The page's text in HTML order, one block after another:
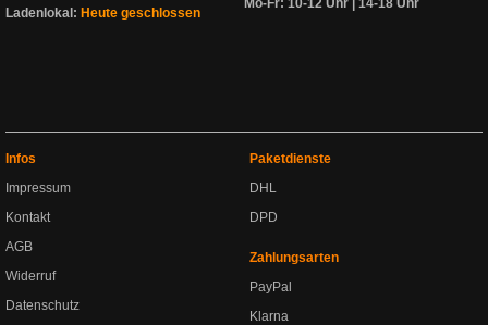
Ladenlokal: Heute geschlossen
Mo-Fr: 10-12 Uhr | 14-18 Uhr
Infos
Impressum
Kontakt
AGB
Widerruf
Datenschutz
Paketdienste
DHL
DPD
Zahlungsarten
PayPal
Klarna